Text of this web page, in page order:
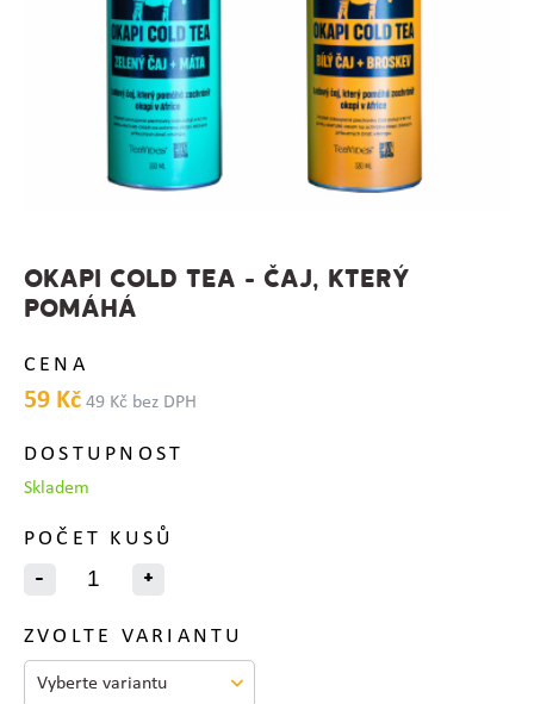
OKAPI COLD TEA - ČAJ, KTERÝ
POMÁHÁ
CENA
59 Kč 49 Kč bez DPH
DOSTUPNOST
Skladem
POČET KUSŮ
-
+
ZVOLTE VARIANTU